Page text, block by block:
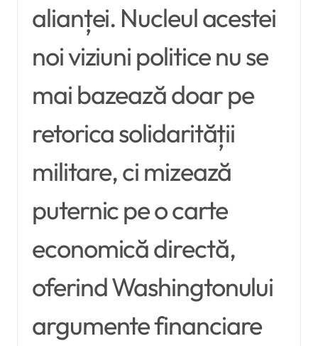
alianței. Nucleul acestei
noi viziuni politice nu se
mai bazează doar pe
retorica solidarității
militare, ci mizează
puternic pe o carte
economică directă,
oferind Washingtonului
argumente financiare